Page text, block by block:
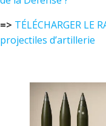
=> TÉLÉCHARGER LE
projectiles d’artillerie